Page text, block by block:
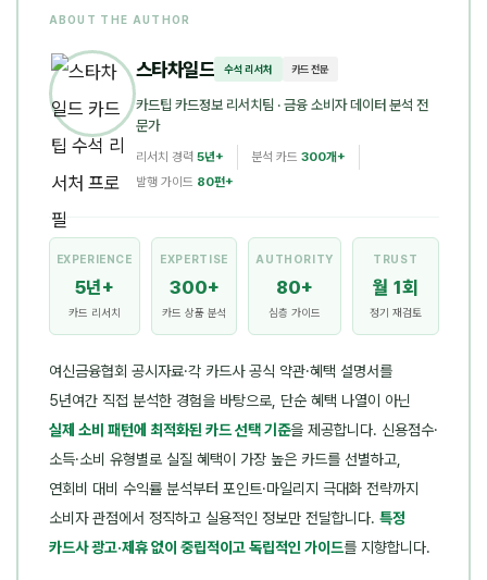
ABOUT THE AUTHOR
스타차일드 수석 리서처 카드 전문
카드팁 카드정보 리서치팀 · 금융 소비자 데이터 분석 전
문가
리서치 경력 5년+ 분석 카드 300개+
발행 가이드 80편+
EXPERIENCE
5년+
카드 리서치
EXPERTISE
300+
카드 상품 분석
AUTHORITY
80+
심층 가이드
TRUST
월 1회
정기 재검토
여신금융협회 공시자료·각 카드사 공식 약관·혜택 설명서를
5년여간 직접 분석한 경험을 바탕으로, 단순 혜택 나열이 아닌
실제 소비 패턴에 최적화된 카드 선택 기준을 제공합니다. 신용점수·
소득·소비 유형별로 실질 혜택이 가장 높은 카드를 선별하고,
연회비 대비 수익률 분석부터 포인트·마일리지 극대화 전략까지
소비자 관점에서 정직하고 실용적인 정보만 전달합니다. 특정
카드사 광고·제휴 없이 중립적이고 독립적인 가이드를 지향합니다.